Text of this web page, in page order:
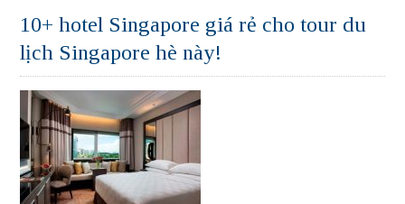
10+ hotel Singapore giá rẻ cho tour du
lịch Singapore hè này!